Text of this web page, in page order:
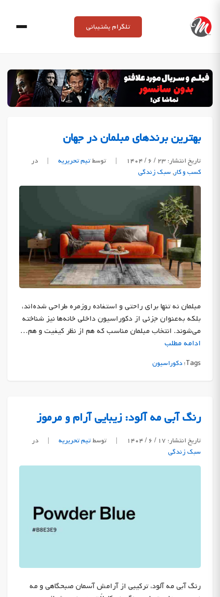
content
تلگرام پشتیبانی
بهترین برندهای مبلمان در جهان
تاریخ انتشار: ۲۳ / ۶ / ۱۴۰۴ | توسطتیم تحریریه |
در
کسب و کار, سبک زندگی
مبلمان نه تنها برای راحتی و استفاده روزمره طراحی شده‌اند،
بلکه به‌عنوان جزئی از دکوراسیون داخلی خانه‌ها نیز شناخته
می‌شوند. انتخاب مبلمان مناسب که هم از نظر کیفیت و هم…
ادامه مطلب
Tags: دکوراسیون
رنگ آبی مه آلود: زیبایی آرام و مرموز
تاریخ انتشار: ۱۷ / ۶ / ۱۴۰۴ | توسطتیم تحریریه |
در
سبک زندگی
رنگ آبی مه آلود، ترکیبی از آرامش آسمان صبحگاهی و مه